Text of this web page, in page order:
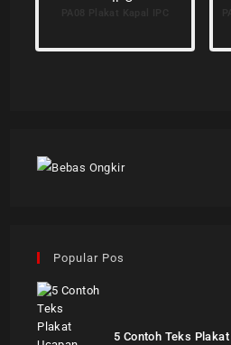
Popular Pos
5 Contoh Teks